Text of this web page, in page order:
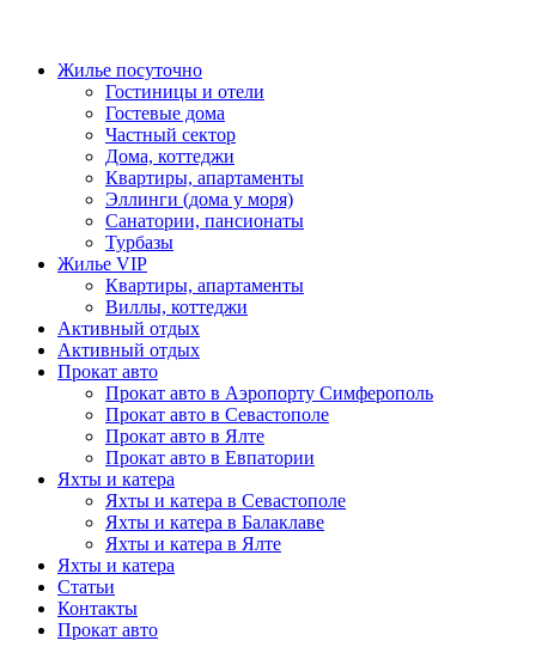
Жилье посуточно
Гостиницы и отели
Гостевые дома
Частный сектор
Дома, коттеджи
Квартиры, апартаменты
Эллинги (дома у моря)
Санатории, пансионаты
Турбазы
Жилье VIP
Квартиры, апартаменты
Виллы, коттеджи
Активный отдых
Активный отдых
Прокат авто
Прокат авто в Аэропорту Симферополь
Прокат авто в Севастополе
Прокат авто в Ялте
Прокат авто в Евпатории
Яхты и катера
Яхты и катера в Севастополе
Яхты и катера в Балаклаве
Яхты и катера в Ялте
Яхты и катера
Статьи
Контакты
Прокат авто